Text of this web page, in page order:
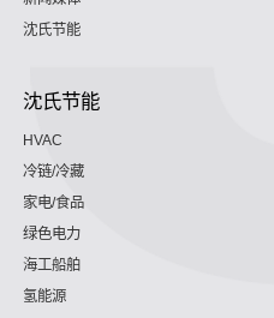
沈氏节能
沈氏节能
HVAC
冷链/冷藏
家电/食品
绿色电力
海工船舶
氢能源